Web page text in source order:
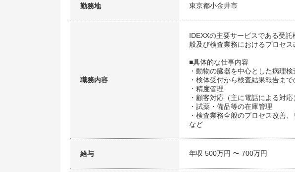
勤務地 東京都小金井市
職務内容
IDEXXの主要サービスである受
般及び検査業務におけるプロセス
■具体的な仕事内容
・動物の臓器を中心とした病理検
・検体受付から検査結果報告ま
・精度管理
・顧客対応（主に電話による対
・試薬・備品等の在庫管理
・検査業務全般のプロセス改善
など
給与 年収 500万円 〜 700万円